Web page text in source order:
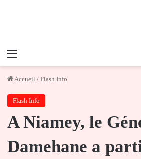
Menu
Accueil / Flash Info
Flash Info
A Niamey, le
Damehane a